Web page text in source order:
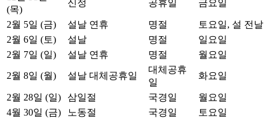
(목)
신정 공휴일 금요일
2월 5일 (금) 설날 연휴 명절
토요일, 설 전날
2월 6일 (토)
설날 명절
일요일
2월 7일 (일)
설날 연휴 명절 월요일
2월 8일 (월) 설날 대체공휴일
대체공휴
일
화요일
2월 28일 (일) 삼일절 국경일
월요일
4월 30일 (금)
노동절 국경일 토요일